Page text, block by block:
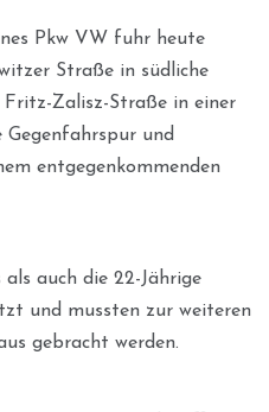
Pkw VW fuhr heute
Straße in südliche
Zalisz-Straße in einer
Gegenfahrspur und
entgegenkommenden
auch die 22-Jährige
und mussten zur weiteren
gebracht werden.